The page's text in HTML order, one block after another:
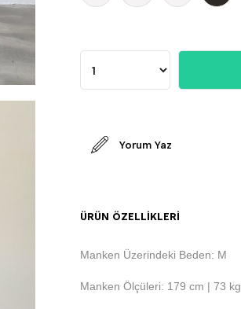
Yorum Yaz
ÜRÜN ÖZELLIKLERI
Manken Üzerindeki Beden: M
Manken Ölçüleri: 179 cm | 73 kg